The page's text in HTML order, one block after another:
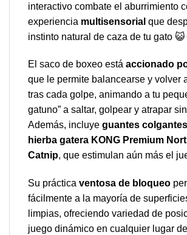
interactivo combate el aburrimiento
experiencia multisensorial que
instinto natural de caza de tu gato
El saco de boxeo está accionado
que le permite balancearse y volver
tras cada golpe, animando a tu
gatuno” a saltar, golpear y atrapar
Además, incluye guantes
hierba gatera KONG Premium
Catnip, que estimulan aún más el
Su práctica ventosa de bloqueo
fácilmente a la mayoría de
limpias, ofreciendo variedad de
juego dinámico en cualquier lugar